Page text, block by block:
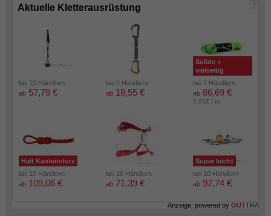
i
Aktuelle Kletterausrüstung
bei 10 Händlern
ab 57,79 €
bei 2 Händlern
ab 18,55 €
Solide +
vielseitig
bei 7 Händlern
ab 86,69 €
2.91€ / m
Hält Kantensturz
bei 10 Händlern
ab 109,06 €
bei 10 Händlern
ab 71,39 €
Super leicht
bei 10 Händlern
ab 97,74 €
Anzeige, powered by OUTTRA